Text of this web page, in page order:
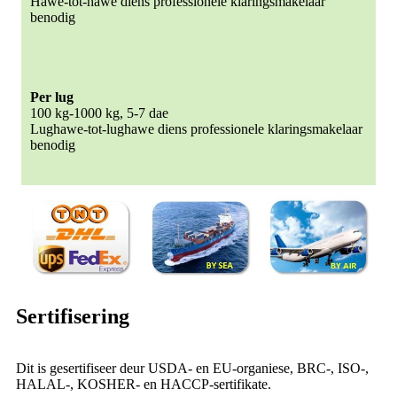
benodig
Per lug
100 kg-1000 kg, 5-7 dae
Lughawe-tot-lughawe diens professionele klaringsmakelaar
benodig
Sertifisering
Dit is gesertifiseer deur USDA- en EU-organiese, BRC-, ISO-,
HALAL-, KOSHER- en HACCP-sertifikate.